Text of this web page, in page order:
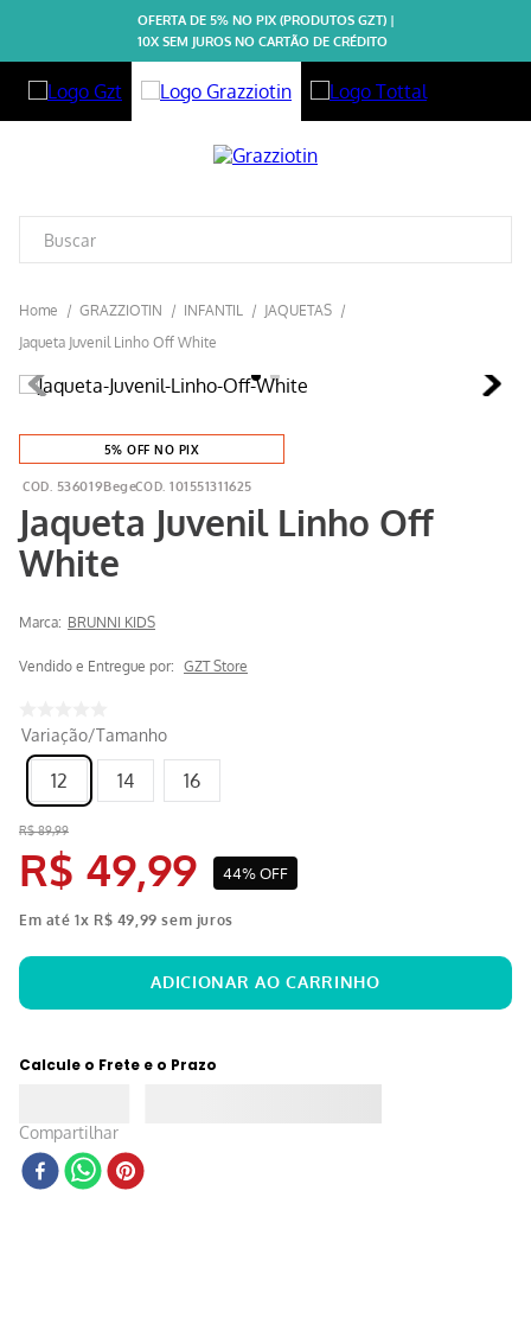
OFERTA DE 5% NO PIX (PRODUTOS GZT) |
10X SEM JUROS NO CARTÃO DE CRÉDITO
GRAZZIOTIN INFANTIL
JAQUETAS
Jaqueta Juvenil Linho Off White
5% OFF NO PIX
536019Bege 101551311625
Jaqueta Juvenil Linho Off
White
Marca: BRUNNI KIDS
Vendido e Entregue por: GZT Store
Variação/Tamanho
12 14 16
R$ 89,99
R$ 49,99 44%OFF
Em até1x R$ 49 99 sem juros
Calcule o Frete e o Prazo
Compartilhar